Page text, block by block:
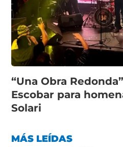
“Una Obra
Escobar para
Solari
MÁS LEÍDAS